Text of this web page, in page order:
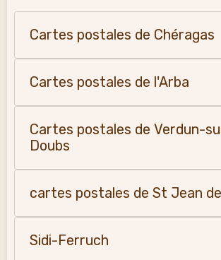
Cartes postales de Chéragas
Cartes postales de l'Arba
Cartes postales de Verdun-
Doubs
cartes postales de St Jean
Sidi-Ferruch